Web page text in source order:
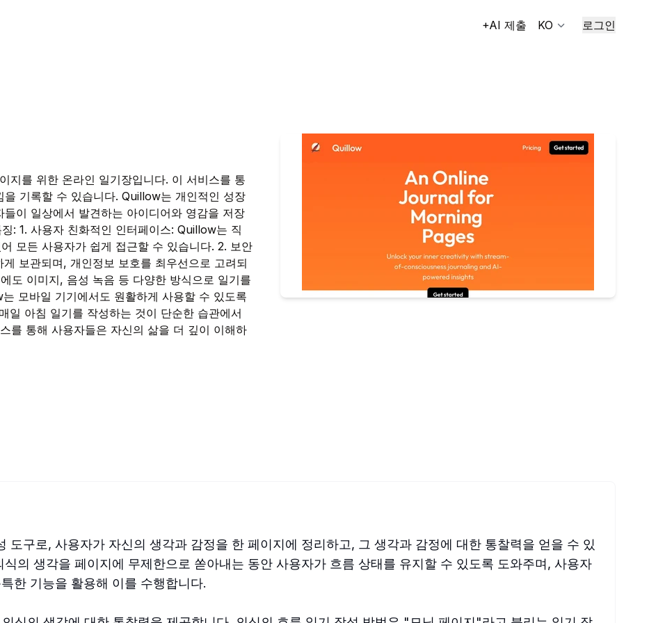
+AI 제출 KO 로그인
지를 위한 온라인 일기장입니다. 이 서비스를 통
기록할 수 있습니다. Quillow는 개인적인 성장
이 일상에서 발견하는 아이디어와 영감을 저장
: 1. 사용자 친화적인 인터페이스: Quillow는 직
모든 사용자가 쉽게 접근할 수 있습니다. 2. 보안
보관되며, 개인정보 보호를 최우선으로 고려되
도 이미지, 음성 녹음 등 다양한 방식으로 일기를
모바일 기기에서도 원활하게 사용할 수 있도록
일 아침 일기를 작성하는 것이 단순한 습관에서
를 통해 사용자들은 자신의 삶을 더 깊이 이해하
도구로, 사용자가 자신의 생각과 감정을 한 페이지에 정리하고, 그 생각과 감정에 대한 통찰력을 얻을 수 있
의 생각을 페이지에 무제한으로 쏟아내는 동안 사용자가 흐름 상태를 유지할 수 있도록 도와주며, 사용자
한 기능을 활용해 이를 수행합니다.